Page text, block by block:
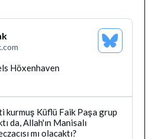
Bluesky
Profilini
Höxenhaven
kurmuş Küflü Faik Paşa grup
da, Allah'ın Manisalı
mı olacaktı?